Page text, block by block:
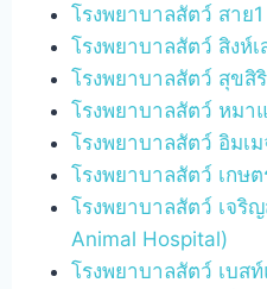
โรงพยาบาลสัตว์ สาย
โรงพยาบาลสัตว์ สิงห์
โรงพยาบาลสัตว์ สุขสิริ
โรงพยาบาลสัตว์ หมา
โรงพยาบาลสัตว์ อิมเม
โรงพยาบาลสัตว์ เกษ
โรงพยาบาลสัตว์ เจริ
Animal Hospital)
โรงพยาบาลสัตว์ เบส